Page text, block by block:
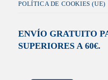
POLÍTICA DE COOKIES (UE)
ENVÍO GRATUITO
SUPERIORES A 60€.